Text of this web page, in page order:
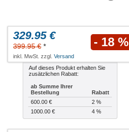
329.95 €
399.95 € * - 18 %
inkl. MwSt. zzgl. Versand
Auf dieses Produkt erhalten Sie
zusätzlichen Rabatt:
ab Summe Ihrer
Bestellung
Rabatt
600.00 €
2 %
1000.00 €
4 %